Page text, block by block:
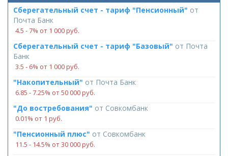
Сберегательный счет - тариф "Пенсионный" от
Почта Банк
4.5 ‑ 7% от 1 000 руб.
Сберегательный счет - тариф "Базовый" от Почта
Банк
3.5 ‑ 6% от 1 000 руб.
"Накопительный" от Почта Банк
6.85 ‑ 7.25% от 50 000 руб.
"До востребования" от Совкомбанк
0.01% от 1 руб.
"Пенсионный плюс" от Совкомбанк
11.5 ‑ 14.5% от 30 000 руб.